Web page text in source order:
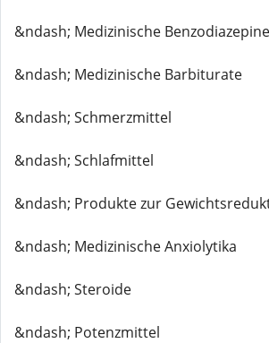
&ndash; Medizinische Benzodiazepine
&ndash; Medizinische Barbiturate
&ndash; Schmerzmittel
&ndash; Schlafmittel
&ndash; Produkte zur
&ndash; Medizinische Anxiolytika
&ndash; Steroide
&ndash; Potenzmittel